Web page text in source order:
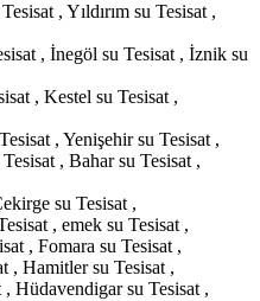
, Yıldırım su Tesisat ,
, İnegöl su Tesisat , İznik su
, Kestel su Tesisat ,
, Yenişehir su Tesisat ,
, Bahar su Tesisat ,
su Tesisat ,
, emek su Tesisat ,
, Fomara su Tesisat ,
, Hamitler su Tesisat ,
Hüdavendigar su Tesisat ,